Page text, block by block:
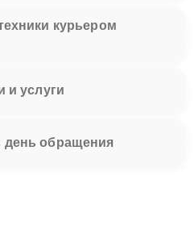
курьером
и услуги
обращения